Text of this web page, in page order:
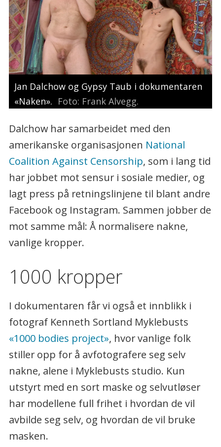
Jan Dalchow og Gypsy Taub i dokumentaren
«Naken». Foto: Frank Alvegg.
Dalchow har samarbeidet med den
amerikanske organisasjonen National
Coalition Against Censorship, som i lang tid
har jobbet mot sensur i sosiale medier, og
lagt press på retningslinjene til blant andre
Facebook og Instagram. Sammen jobber de
mot samme mål: Å normalisere nakne,
vanlige kropper.
1000 kropper
I dokumentaren får vi også et innblikk i
fotograf Kenneth Sortland Myklebusts
«1000 bodies project», hvor vanlige folk
stiller opp for å avfotografere seg selv
nakne, alene i Myklebusts studio. Kun
utstyrt med en sort maske og selvutløser
har modellene full frihet i hvordan de vil
avbilde seg selv, og hvordan de vil bruke
masken.